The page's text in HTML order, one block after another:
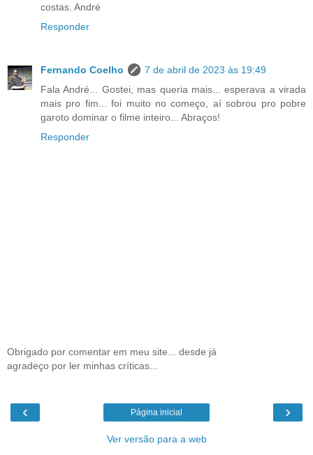
costas. André
Responder
Fernando Coelho
7 de abril de 2023 às 19:49
Fala André... Gostei, mas queria mais... esperava a virada
mais pro fim... foi muito no começo, aí sobrou pro pobre
garoto dominar o filme inteiro... Abraços!
Responder
Obrigado por comentar em meu site... desde já
agradeço por ler minhas críticas...
‹ ›
Página inicial
Ver versão para a web